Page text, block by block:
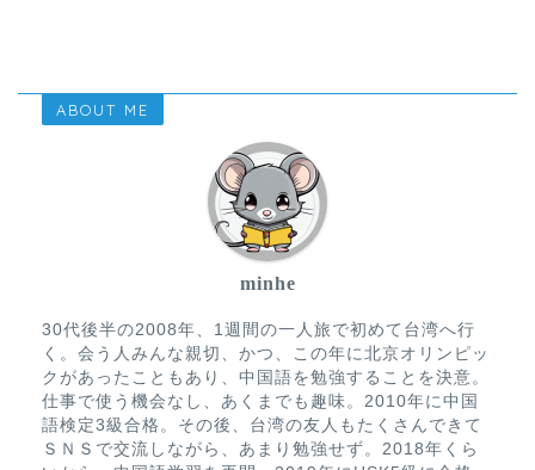
ABOUT ME
minhe
30代後半の2008年、1週間の一人旅で初めて台湾へ行
く。会う人みんな親切、かつ、この年に北京オリンピッ
クがあったこともあり、中国語を勉強することを決意。
仕事で使う機会なし、あくまでも趣味。2010年に中国
語検定3級合格。その後、台湾の友人もたくさんできて
ＳＮＳで交流しながら、あまり勉強せず。2018年くら